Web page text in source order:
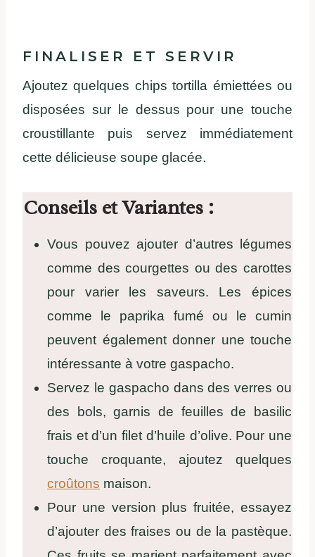
FINALISER ET SERVIR
Ajoutez quelques chips tortilla émiettées ou
disposées sur le dessus pour une touche
croustillante puis servez immédiatement
cette délicieuse soupe glacée.
Conseils et Variantes :
Vous pouvez ajouter d’autres légumes
comme des courgettes ou des carottes
pour varier les saveurs. Les épices
comme le paprika fumé ou le cumin
peuvent également donner une touche
intéressante à votre gaspacho.
Servez le gaspacho dans des verres ou
des bols, garnis de feuilles de basilic
frais et d’un filet d’huile d’olive. Pour une
touche croquante, ajoutez quelques
croûtons maison.
Pour une version plus fruitée, essayez
d’ajouter des fraises ou de la pastèque.